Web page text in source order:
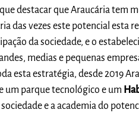
destacar que Araucária tem
das vezes este potencial esta
da sociedade, e o
medias e pequenas
esta estratégia, desde 2019
um parque tecnológico e um
e a academia do